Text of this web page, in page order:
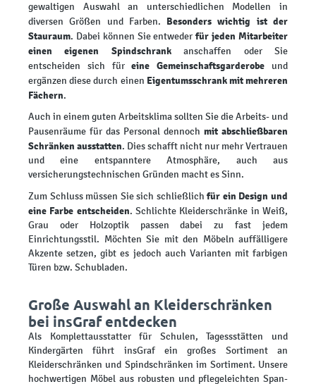
gewaltigen Auswahl an unterschiedlichen Modellen in
diversen Größen und Farben. Besonders wichtig ist der
Stauraum. Dabei können Sie entwederfür jeden Mitarbeiter
einen eigenen Spindschrankanschaffen oder Sie
entscheiden sich füreine Gemeinschaftsgarderobe und
ergänzen diese durch einen Eigentumsschrank mit mehreren
Fächern.
Auch in einem guten Arbeitsklima sollten Sie die Arbeits- und
Pausenräume für das Personal dennoch mit abschließbaren
Schränken ausstatten. Dies schafft nicht nur mehr Vertrauen
und eine entspanntere Atmosphäre, auch aus
versicherungstechnischen Gründen macht es Sinn.
Zum Schluss müssen Sie sich schließlichfür ein Design und
eine Farbe entscheiden. Schlichte Kleiderschränke in Weiß,
Grau oder Holzoptik passen dabei zu fast jedem
Einrichtungsstil. Möchten Sie mit den Möbeln auffälligere
Akzente setzen, gibt es jedoch auch Varianten mit farbigen
Türen bzw. Schubladen.
Große Auswahl an Kleiderschränken
bei insGraf entdecken
Als Komplettausstatter für Schulen, Tagessstätten und
Kindergärten führt insGraf ein großes Sortiment an
Kleiderschränken und Spindschränken im Sortiment. Unsere
hochwertigen Möbel aus robusten und pflegeleichten Span-